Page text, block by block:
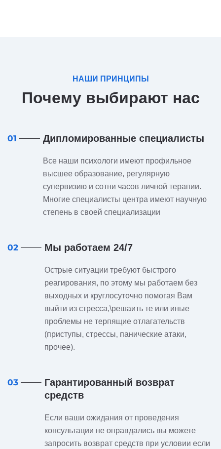
НАШИ ПРИНЦИПЫ
Почему выбирают нас
01 Дипломированные специалисты
Все наши психологи имеют профильное
высшее образование, регулярную
супервизию и сотни часов личной терапии.
Многие специалисты центра имеют научную
степень в своей специализации
02 Мы работаем 24/7
Острые ситуации требуют быстрого
реагирования, по этому мы работаем без
выходных и круглосуточно помогая Вам
выйти из стресса,\решаить те или иные
проблемы не терпящие отлагательств
(приступы, стрессы, панические атаки,
прочее).
03
Гарантированный возврат
средств
Если ваши ожидания от проведения
консультации не оправдались вы можете
запросить возврат средств при условии если